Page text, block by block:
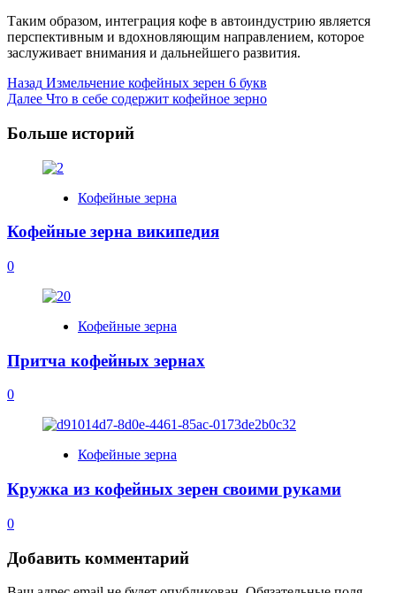
Таким образом, интеграция кофе в автоиндустрию является
перспективным и вдохновляющим направлением, которое
заслуживает внимания и дальнейшего развития.
Post
Navigation
Назад Измельчение кофейных зерен 6 букв
Далее Что в себе содержит кофейное зерно
Больше историй
Кофейные зерна
Кофейные зерна википедия
0
Кофейные зерна
Притча кофейных зернах
0
Кофейные зерна
Кружка из кофейных зерен своими руками
0
Добавить комментарий